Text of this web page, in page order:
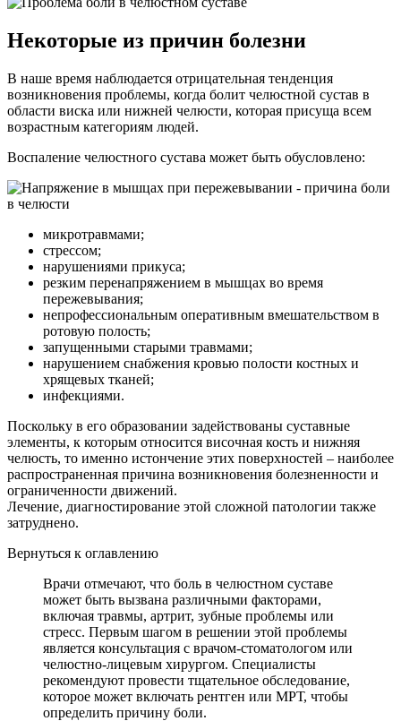
Некоторые из причин болезни
В наше время наблюдается отрицательная тенденция
возникновения проблемы, когда болит челюстной сустав в
области виска или нижней челюсти, которая присуща всем
возрастным категориям людей.
Воспаление челюстного сустава может быть обусловлено:
микротравмами;
стрессом;
нарушениями прикуса;
резким перенапряжением в мышцах во время
пережевывания;
непрофессиональным оперативным вмешательством в
ротовую полость;
запущенными старыми травмами;
нарушением снабжения кровью полости костных и
хрящевых тканей;
инфекциями.
Поскольку в его образовании задействованы суставные
элементы, к которым относится височная кость и нижняя
челюсть, то именно истончение этих поверхностей – наиболее
распространенная причина возникновения болезненности и
ограниченности движений.
Лечение, диагностирование этой сложной патологии также
затруднено.
Вернуться к оглавлению
Врачи отмечают, что боль в челюстном суставе
может быть вызвана различными факторами,
включая травмы, артрит, зубные проблемы или
стресс. Первым шагом в решении этой проблемы
является консультация с врачом-стоматологом или
челюстно-лицевым хирургом. Специалисты
рекомендуют провести тщательное обследование,
которое может включать рентген или МРТ, чтобы
определить причину боли.